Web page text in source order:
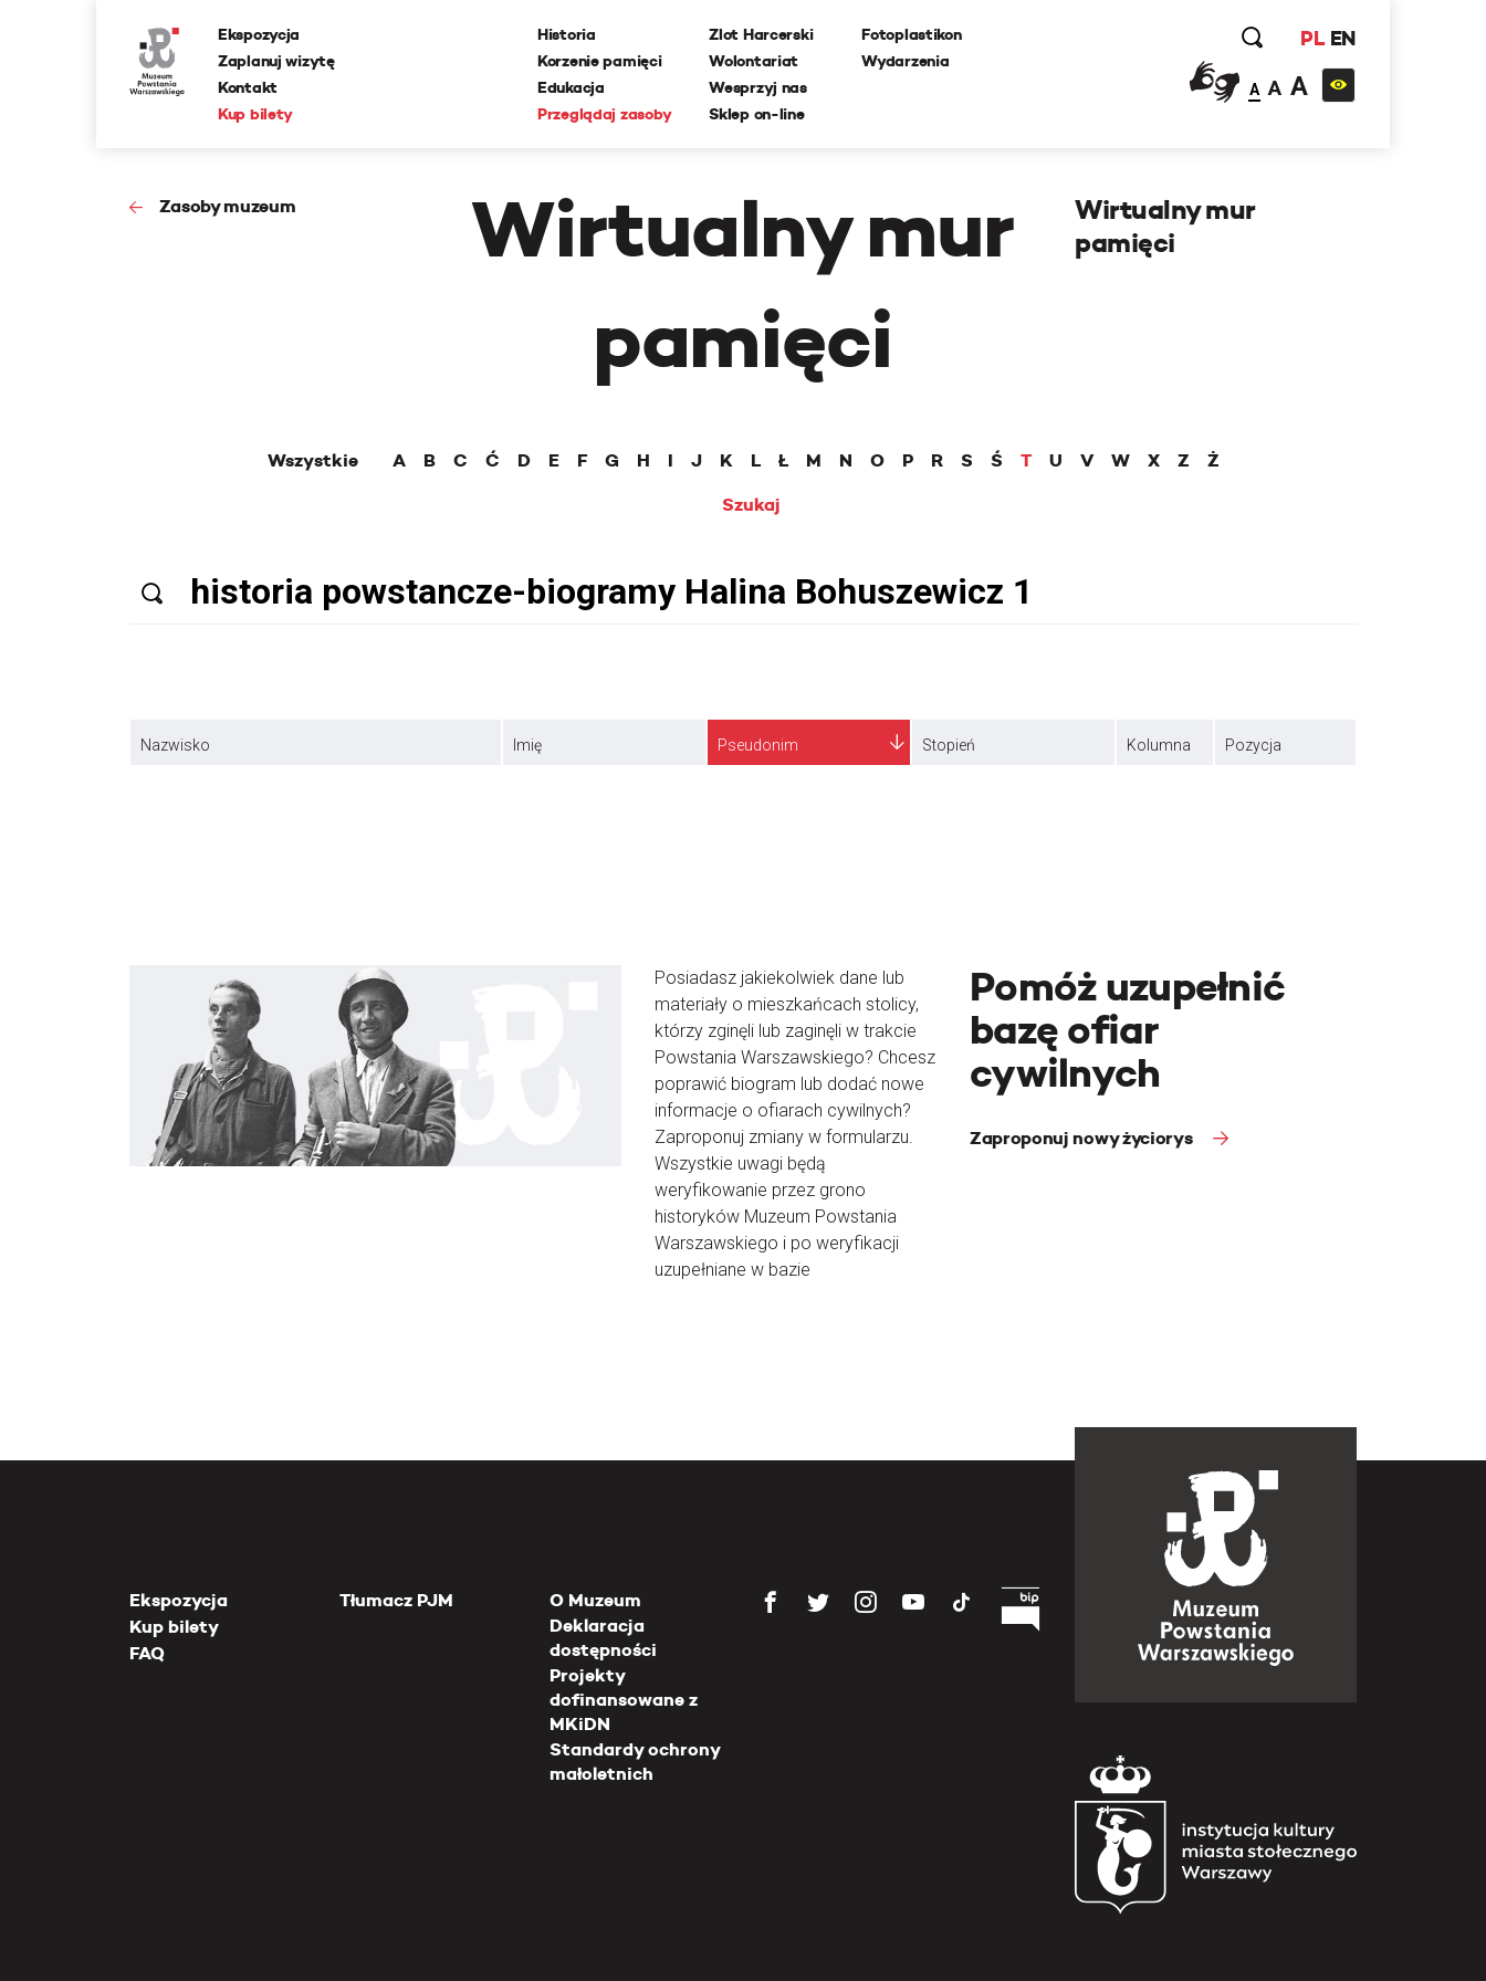
Ekspozycja
Zaplanuj wizytę
Kontakt
Kup bilety
Historia
Korzenie pamięci
Edukacja
Przeglądaj zasoby
Zlot Harcerski
Wolontariat
Wesprzyj nas
Sklep on-line
Fotoplastikon
Wydarzenia
PL EN
A A A
Zasoby muzeum
Wirtualny mur
pamięci
Wirtualny mur
pamięci
Wszystkie A B C Ć D E F G H I J K L Ł M N O P R S Ś T U V W X Z
Ż
Szukaj
Nazwisko Imię Pseudonim Stopień Kolumna Pozycja
Posiadasz jakiekolwiek dane lub
materiały o mieszkańcach stolicy,
którzy zginęli lub zaginęli w trakcie
Powstania Warszawskiego? Chcesz
poprawić biogram lub dodać nowe
informacje o ofiarach cywilnych?
Zaproponuj zmiany w formularzu.
Wszystkie uwagi będą
weryfikowanie przez grono
historyków Muzeum Powstania
Warszawskiego i po weryfikacji
uzupełniane w bazie
Pomóż uzupełnić
bazę ofiar
cywilnych
Zaproponuj nowy życiorys
Ekspozycja
Kup bilety
FAQ
Tłumacz PJM
O Muzeum
Deklaracja
dostępności
Projekty
dofinansowane z
MKiDN
Standardy ochrony
małoletnich